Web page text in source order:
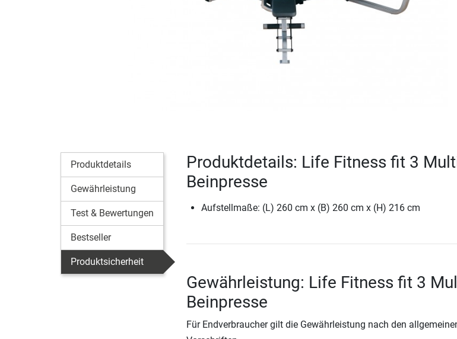
Produktdetails
Gewährleistung
Test & Bewertungen
Bestseller
Produktsicherheit
Produktdetails: Life Fitness fit 3
Beinpresse
Aufstellmaße: (L) 260 cm x (B) 260 cm x (H) 216 cm
Gewährleistung: Life Fitness fit 3
Beinpresse
Für Endverbraucher gilt die Gewährleistung nach den